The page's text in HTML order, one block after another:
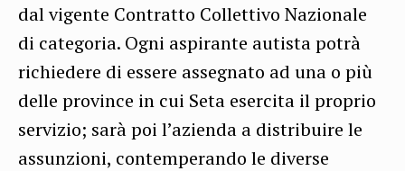
dal vigente Contratto Collettivo Nazionale
di categoria. Ogni aspirante autista potrà
richiedere di essere assegnato ad una o più
delle province in cui Seta esercita il proprio
servizio; sarà poi l’azienda a distribuire le
assunzioni, contemperando le diverse